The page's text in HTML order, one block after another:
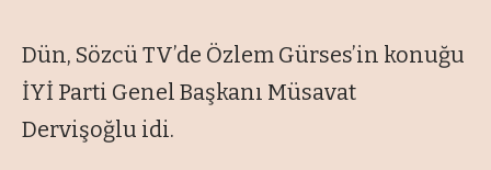
Dün, Sözcü TV’de Özlem Gürses’in konuğu
İYİ Parti Genel Başkanı Müsavat
Dervişoğlu idi.